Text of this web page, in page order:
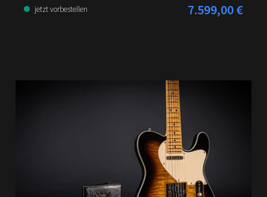
jetzt vorbestellen Regulärer Preis:
7.599,00 €